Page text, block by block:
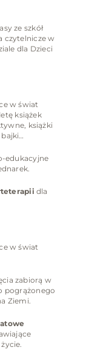
ze szkół
czytelnicze w
dla Dzieci
w świat
książek
książki
edukacyjne
dla
w świat
zabiorą w
pogrążonego
Ziemi.